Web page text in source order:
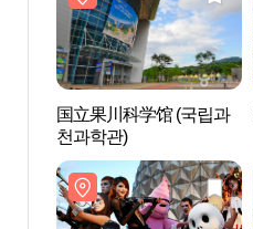
国立果川科学馆 (국립과
천과학관)